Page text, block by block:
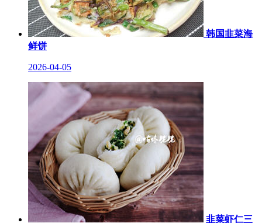
韩国韭菜海
鲜饼
2026-04-05
韭菜虾仁三